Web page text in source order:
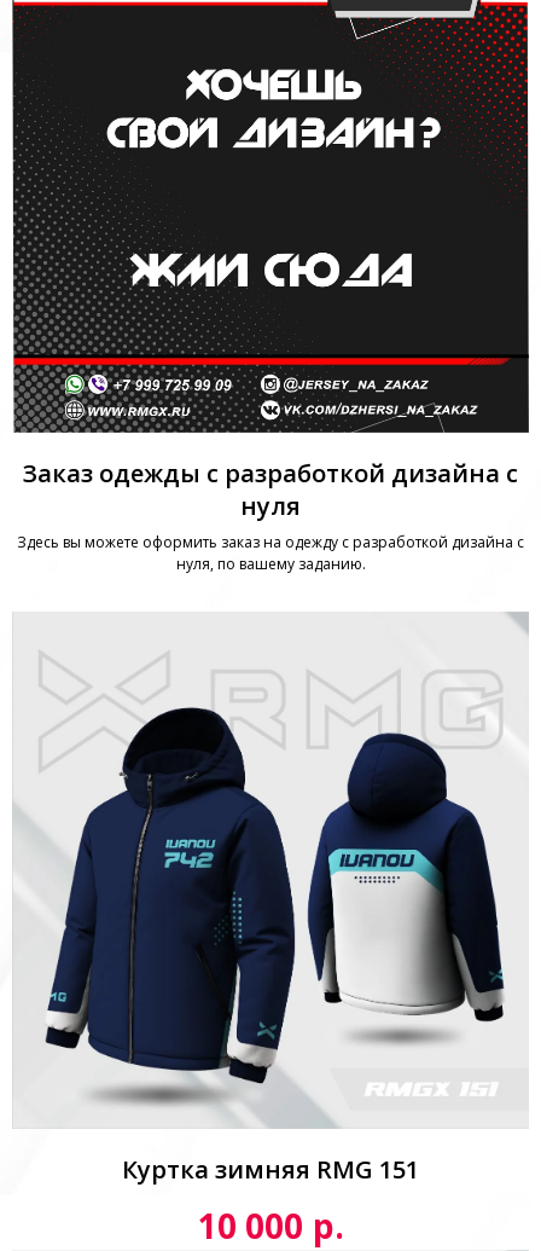
Заказ одежды с разработкой дизайна с
нуля
Здесь вы можете оформить заказ на одежду с разработкой дизайна с
нуля, по вашему заданию.
Куртка зимняя RMG 151
10 000 р.